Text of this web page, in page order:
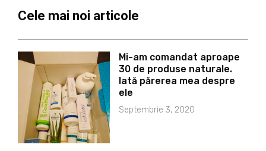
o
o
-
f
g
r
m
Cele mai noi articole
Mi-am comandat aproape
30 de produse naturale.
Iată părerea mea despre
ele
Septembrie 3, 2020